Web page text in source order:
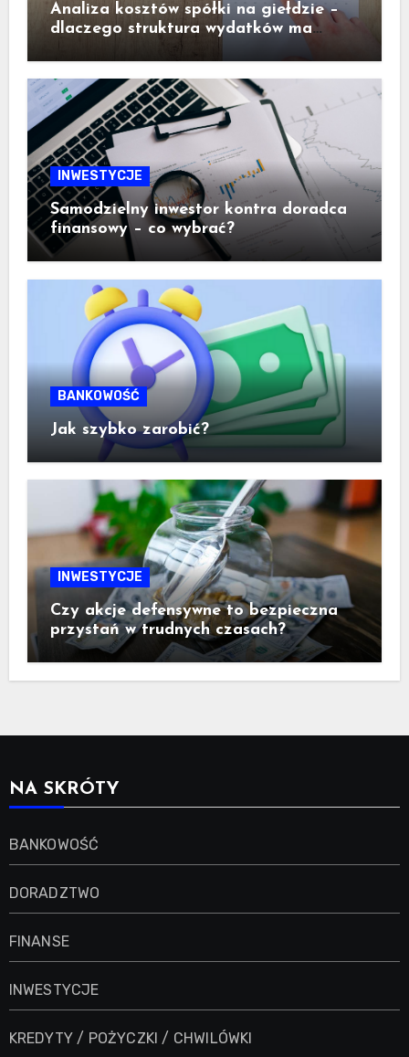
Analiza kosztów spółki na giełdzie –
dlaczego struktura wydatków ma
ogromne znaczenie dla inwestora
INWESTYCJE
Samodzielny inwestor kontra doradca
finansowy – co wybrać?
BANKOWOŚĆ
Jak szybko zarobić?
INWESTYCJE
Czy akcje defensywne to bezpieczna
przystań w trudnych czasach?
NA SKRÓTY
BANKOWOŚĆ
DORADZTWO
FINANSE
INWESTYCJE
KREDYTY / POŻYCZKI / CHWILÓWKI